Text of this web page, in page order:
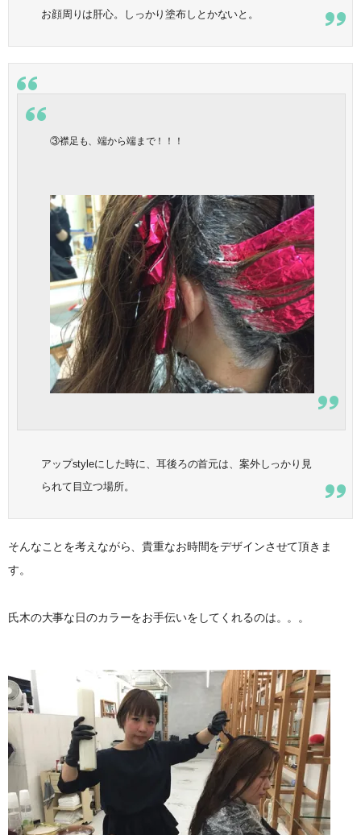
お顔周りは肝心。しっかり塗布しとかないと。
③襟足も、端から端まで！！！
アップstyleにした時に、耳後ろの首元は、案外しっかり見
られて目立つ場所。
そんなことを考えながら、貴重なお時間をデザインさせて頂きま
す。
氏木の大事な日のカラーをお手伝いをしてくれるのは。。。